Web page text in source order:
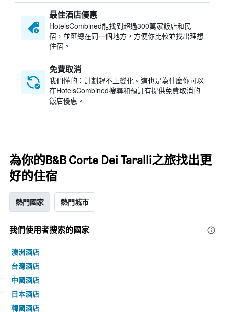
最佳酒店優惠
HotelsCombined​能找到超過300萬家飯店和民
宿，並匯總在同一個地方，方便你比較並找出理想
住宿。
免費取消
我們懂的：計劃趕不上變化。這也是為什麼你可以
在HotelsCombined搜尋和預訂有提供免費取消的
飯店優惠。
為你的B&B Corte Dei Taralli之旅找出更
好的住宿
熱門國家 熱門城市
我們使用者搜索的國家
澳洲酒店
台灣酒店
中國酒店
日本酒店
韓國酒店